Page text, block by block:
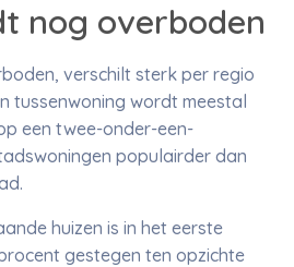
nog overboden
verschilt sterk per regio
tussenwoning wordt meestal
een twee-onder-een-
populairder dan
huizen is in het eerste
gestegen ten opzichte